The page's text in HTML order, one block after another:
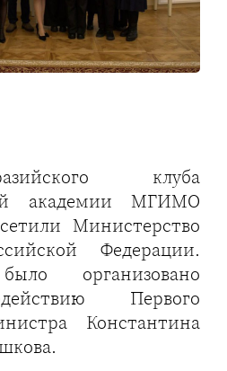
клуба
академии МГИМО
Министерство
Федерации.
организовано
Первого
Константина